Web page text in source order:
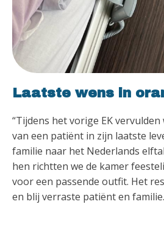
Laatste wens in
“Tijdens het vorige EK
van een patiënt in zijn laatste
familie naar het Nederlands
hen richtten we de kamer
voor een passende outfit. Het
en blij verraste patiënt en